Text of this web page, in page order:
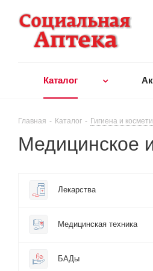
Каталог
Главная - Каталог - Гигиена и
Медицинское
Лекарства
Медицинская техника
БАДы